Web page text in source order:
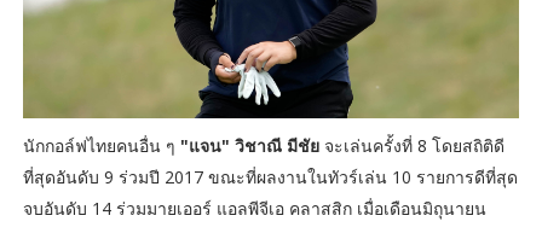
นักกอล์ฟไทยคนอื่น ๆ "แจน" วิชาณี มีชัย จะเล่นครั้งที่ 8 โดยสถิติดี
ที่สุดอันดับ 9 ร่วมปี 2017 ขณะที่ผลงานในทัวร์เล่น 10 รายการดีที่สุด
จบอันดับ 14 ร่วมมายเออร์ แอลพีจีเอ คลาสสิก เมื่อเดือนมิถุนายน